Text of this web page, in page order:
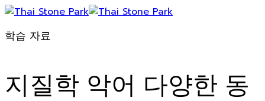
학습 자료
지질학 악어 다양한 동